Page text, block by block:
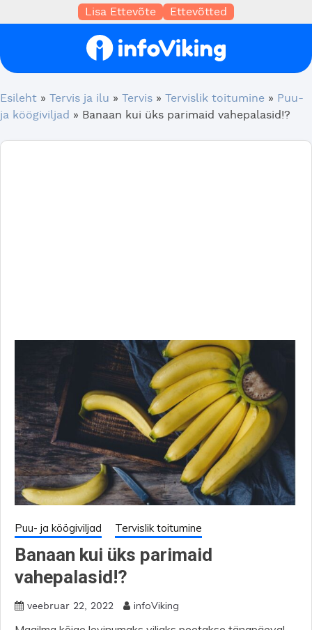
Lisa Ettevõte Ettevõtted
Esileht » Tervis ja ilu » Tervis » Tervislik toitumine » Puu-
ja köögiviljad » Banaan kui üks parimaid vahepalasid!?
Puu- ja köögiviljad Tervislik toitumine
Banaan kui üks parimaid
vahepalasid!?
veebruar 22, 2022 infoViking